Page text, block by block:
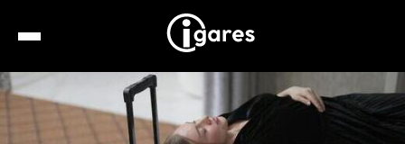
Location de voiture